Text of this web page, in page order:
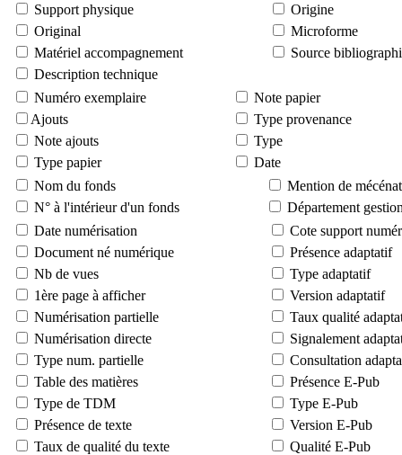
Support physique
Origine
Original
Microforme
Matériel accompagnement
Source
Description technique
Numéro exemplaire
Note papier
Ajouts
Type provenance
Note ajouts
Type
Type papier
Date
Nom du fonds
Mention de mécénat
N° à l'intérieur d'un fonds
Département
Date numérisation
Cote support
Document né numérique
Présence adaptatif
Nb de vues
Type adaptatif
1ère page à afficher
Version adaptatif
Numérisation partielle
Taux qualité
Numérisation directe
Signalement
Type num. partielle
Consultation
Table des matières
Présence E-Pub
Type de TDM
Type E-Pub
Présence de texte
Version E-Pub
Taux de qualité du texte
Qualité E-Pub